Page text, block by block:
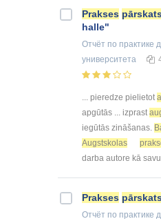
Prakses
halle"
Отчёт по практике
университета
... pieredze pielietot
apgūtās ... izprast
iegūtās zināšanas.
Augstskolas
darba autore kā savu
Prakses
Отчёт по практике